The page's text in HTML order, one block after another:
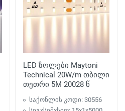
LED ზოლები Maytoni
Technical 20W/m თბილი
თეთრი 5M 20028 წ
საქონლის კოდი: 30556